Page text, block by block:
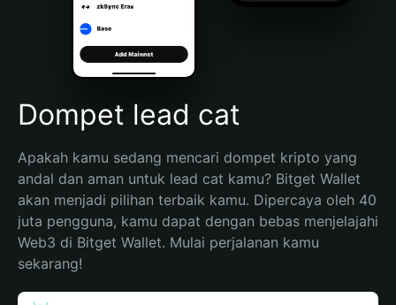
Português (Brasil)
Español (Argentina)
Dompet lead cat
Apakah kamu sedang mencari dompet kripto yang
andal dan aman untuk lead cat kamu? Bitget Wallet
akan menjadi pilihan terbaik kamu. Dipercaya oleh 40
juta pengguna, kamu dapat dengan bebas menjelajahi
Web3 di Bitget Wallet. Mulai perjalanan kamu
sekarang!